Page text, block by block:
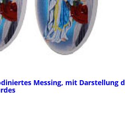
Messing, mit Darstellung